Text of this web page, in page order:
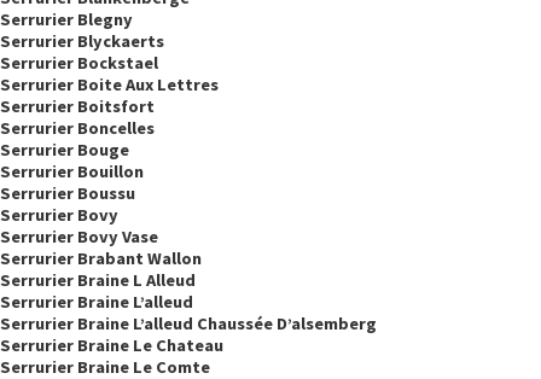
Serrurier Blegny
Serrurier Blyckaerts
Serrurier Bockstael
Serrurier Boite Aux Lettres
Serrurier Boitsfort
Serrurier Boncelles
Serrurier Bouge
Serrurier Bouillon
Serrurier Boussu
Serrurier Bovy
Serrurier Bovy Vase
Serrurier Brabant Wallon
Serrurier Braine L Alleud
Serrurier Braine L’alleud
Serrurier Braine L’alleud Chaussée D’alsemberg
Serrurier Braine Le Chateau
Serrurier Braine Le Comte